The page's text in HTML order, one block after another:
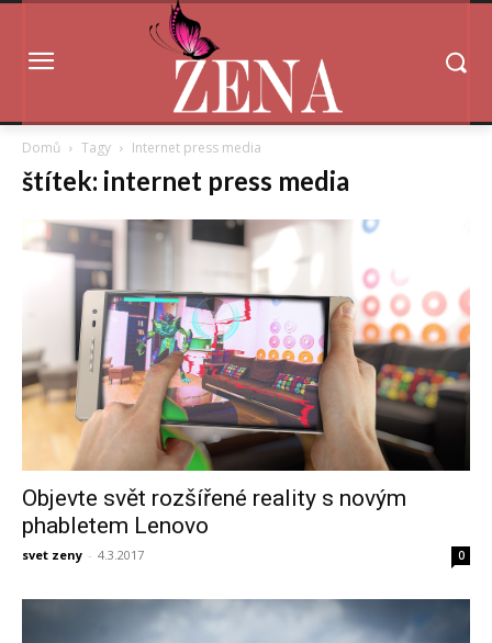
Domů Tagy Internet press media
štítek: internet press media
Objevte svět rozšířené reality s novým
phabletem Lenovo
svet zeny - 4.3.2017 0